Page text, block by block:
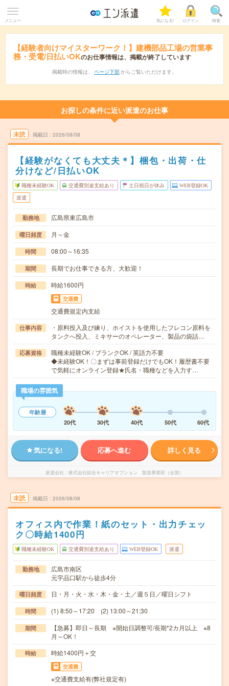
メニュー 気になる! ログイン 検索
【経験者向けマイスターワーク！】建機部品工場の営業事
務・受電/日払いOKのお仕事情報は、掲載が終了しています
掲載時の情報は、 ページ下部 からご覧いただけます。
お探しの条件に近い派遣のお仕事
未読 掲載日 2026/08/08
【経験がなくても大丈夫＊】梱包・出荷・仕
分けなど/日払いOK
職種未経験OK 交通費別途支給あり 土日祝日が休み WEB登録OK
派遣
勤務地 広島県東広島市
曜日頻度 月～金
時間 08:00～16:35
期間 長期でお仕事できる方、大歓迎！
時給 時給1600円
交通費
交通費規定内支給
仕事内容
・原料投入及び練り、ホイストを使用したフレコン原料を
タンクへ投入、ミキサーのオペレーター、製品の袋詰…
応募資格
職種未経験OK / ブランクOK / 英語力不要
◆未経験OK！〇まずは事前登録だけでもOK！履歴書不要
で気軽にオンライン登録★氏名・職種などを入力す…
職場の雰囲気
年齢層
20代
30代 40代 50代 60代
気になる! 応募へ進む 詳しく見る
派遣会社 株式会社綜合キャリアオプション 製造事業部（全国）
未読 掲載日 2026/08/08
オフィス内で作業！紙のセット・出力チェッ
ク〇時給1400円
職種未経験OK 交通費別途支給あり WEB登録OK 派遣
勤務地
広島市南区
元宇品口駅から徒歩4分
曜日頻度 日・月・火・水・木・金・土／週５日／曜日シフト
時間 (1) 8:50～17:20 (2) 13:00～21:30
期間
【急募】即日～長期 ※開始日調整可/長期*2カ月以上 ※8
月～OK！
時給 時給1400円＋交
交通費
※交通費支給有(弊社規定有)